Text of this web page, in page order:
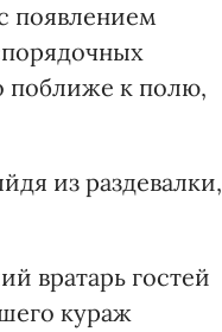
появлением
поближе к полю,
из раздевалки,
вратарь гостей
кураж